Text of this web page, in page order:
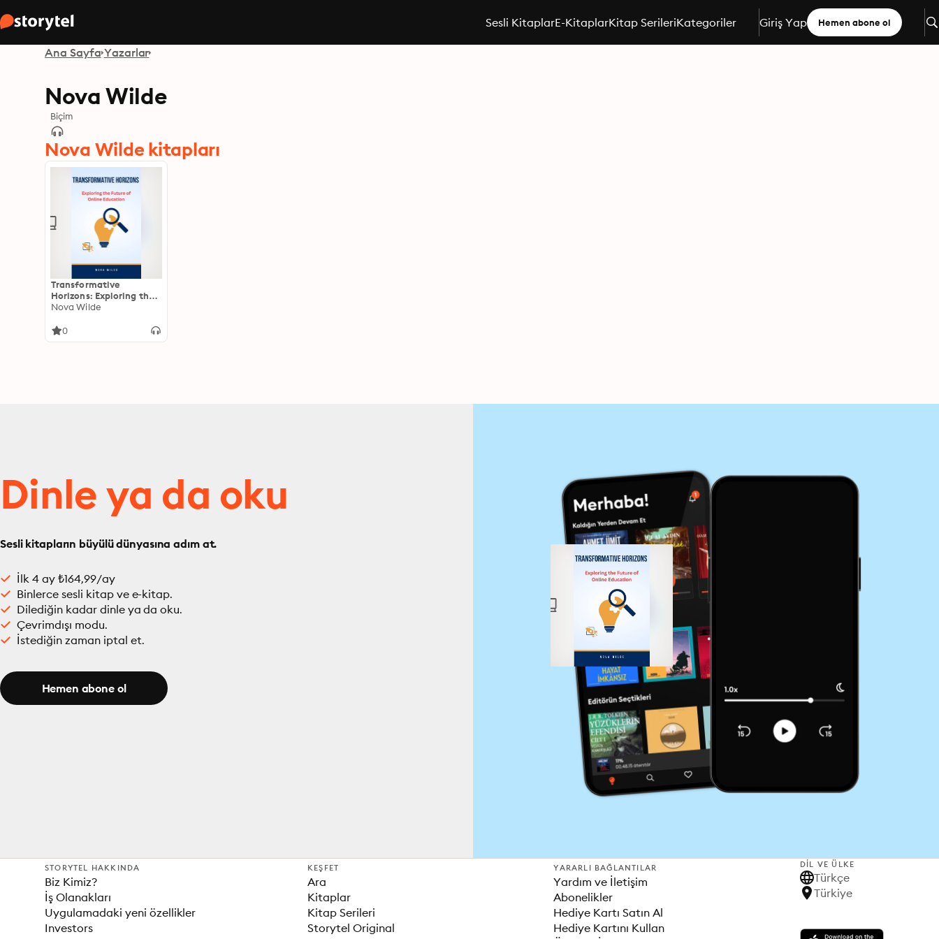
Sesli KitaplarE-KitaplarKitap SerileriKategoriler Giriş Yap Hemen abone ol
Ana Sayfa Yazarlar
Nova Wilde
Biçim
Nova Wilde kitapları
Transformative
Horizons: Exploring the
Future of Online
Nova Wilde
0
Dinle ya da oku
Sesli kitapların büyülü dünyasına adım at.
İlk 4 ay ₺164,99/ay
Binlerce sesli kitap ve e-kitap.
Dilediğin kadar dinle ya da oku.
Çevrimdışı modu.
İstediğin zaman iptal et.
Hemen abone ol
STORYTEL HAKKINDA
Biz Kimiz?
İş Olanakları
Uygulamadaki yeni özellikler
Investors
KEŞFET
Ara
Kitaplar
Kitap Serileri
Storytel Original
YARARLI BAĞLANTILAR
Yardım ve İletişim
Abonelikler
Hediye Kartı Satın Al
Hediye Kartını Kullan
DIL VE ÜLKE
Türkçe
Türkiye